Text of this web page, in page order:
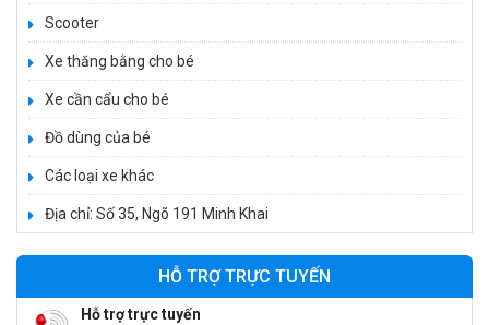
Scooter
Xe thăng bằng cho bé
Xe cần cẩu cho bé
Đồ dùng của bé
Các loại xe khác
Địa chỉ: Số 35, Ngõ 191 Minh Khai
HỖ TRỢ TRỰC TUYẾN
Hỗ trợ trực tuyến
Xe máy điện trẻ em vecpa XW02
Xe cần cẩu trẻ em KS-518
900.000 ₫
1.250.000 ₫